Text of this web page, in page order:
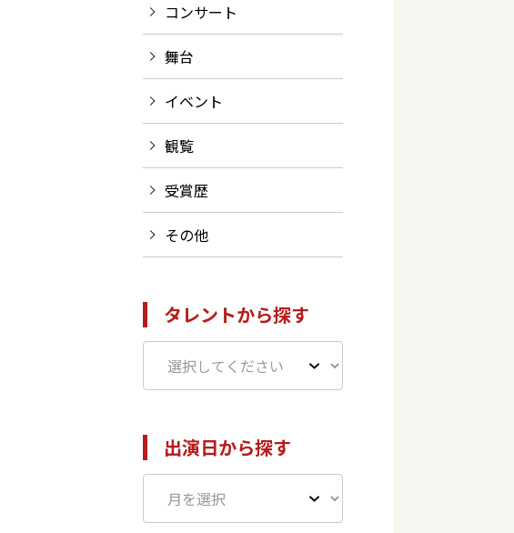
コンサート
舞台
イベント
観覧
受賞歴
その他
タレントから探す
出演日から探す